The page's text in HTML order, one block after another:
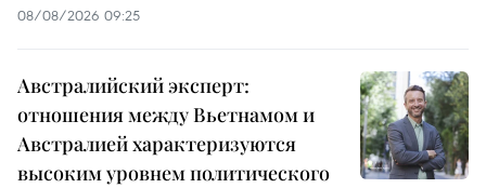
08/08/2026 09:25
Австралийский эксперт:
отношения между Вьетнамом и
Австралией характеризуются
высоким уровнем политического